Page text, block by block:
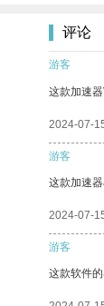
评论
游客
这款加速
2024-07-
游客
这款加速
2024-07-
游客
这款软件